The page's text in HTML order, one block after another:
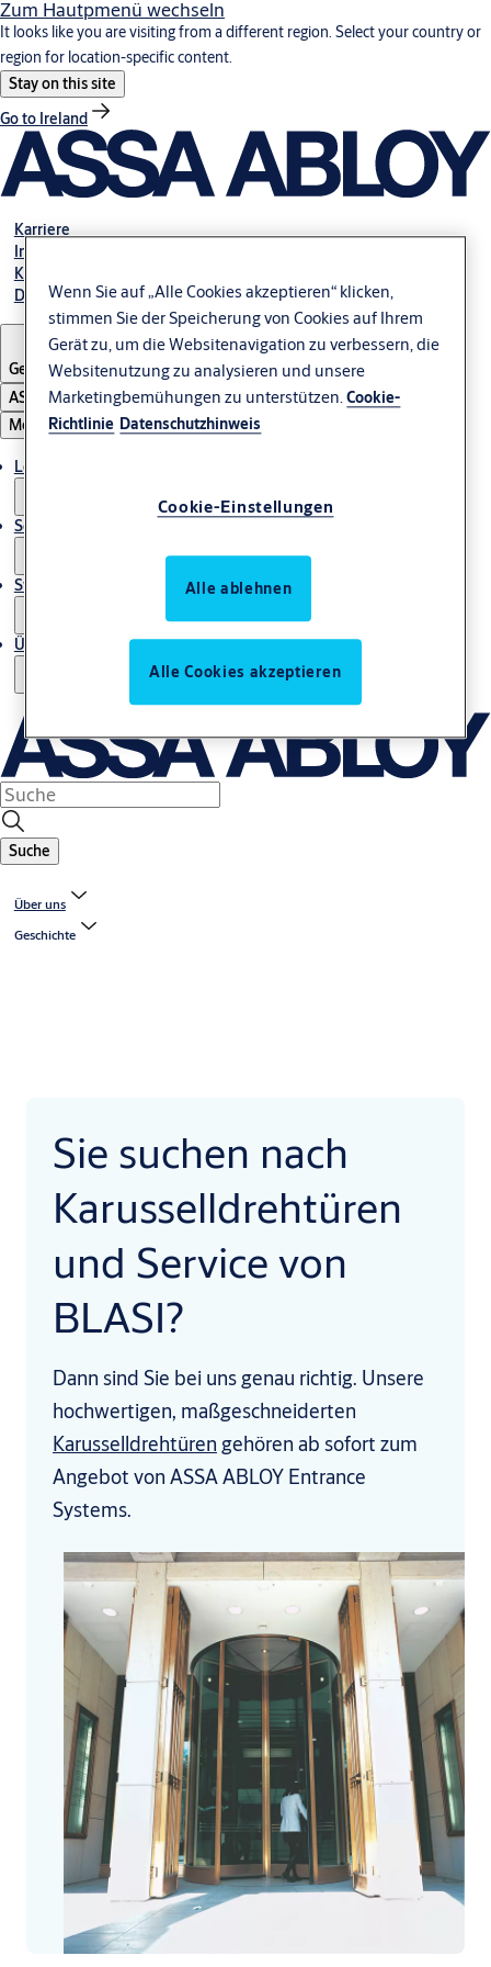
Zum Hautpmenü wechseln
It looks like you are visiting from a different region. Select your country or
region for location-specific content.
Stay on this site
Go to Ireland
Karriere
Investoren
Kontakt
Dokumente
Germany
ASSA ABLOY Group
Menü
Lösungen und Produkte
Service
Stories
Über uns
Suche
Über uns
Geschichte
Sie suchen nach
Karusselldrehtüren
und Service von
BLASI?
Dann sind Sie bei uns genau richtig. Unsere
hochwertigen, maßgeschneiderten
Karusselldrehtüren gehören ab sofort zum
Angebot von ASSA ABLOY Entrance
Systems.
Wenn Sie auf „Alle Cookies akzeptieren“ klicken,
stimmen Sie der Speicherung von Cookies auf Ihrem
Gerät zu, um die Websitenavigation zu verbessern, die
Websitenutzung zu analysieren und unsere
Marketingbemühungen zu unterstützen.Cookie-
Richtlinie Datenschutzhinweis
Cookie-Einstellungen
Alle ablehnen
Alle Cookies akzeptieren